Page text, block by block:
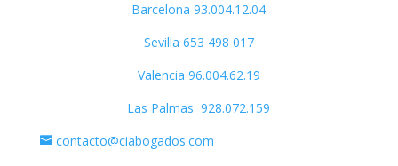
Barcelona 93.004.12.04
Sevilla 653 498 017
Valencia 96.004.62.19
Las Palmas 928.072.159
contacto@ciabogados.com